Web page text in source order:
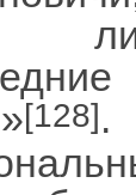
[128].